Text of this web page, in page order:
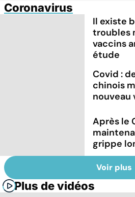
Coronavirus
Il existe
troubles
vaccins
étude
Covid :
chinois
nouveau
Après le
grippe
Voir plus
Plus de vidéos